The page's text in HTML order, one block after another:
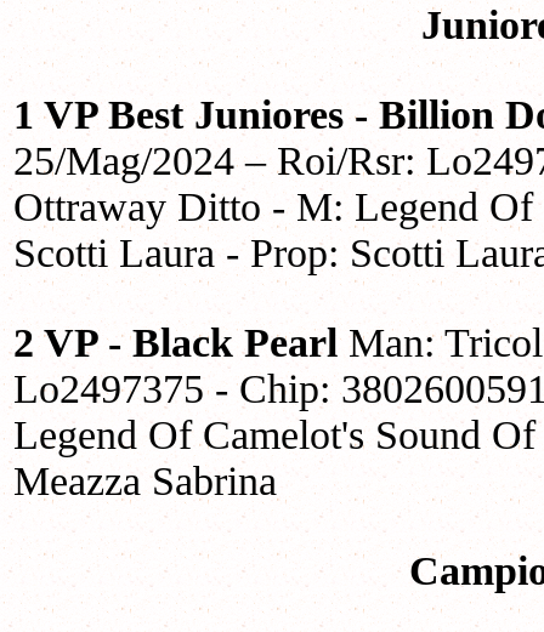
1 VP Best Juniores - Billion
25/Mag/2024 –Roi/Rsr:
Ottraway Ditto - M: Legend
Scotti Laura - Prop: Scotti
2 VP - Black PearlMan:
Lo2497375 - Chip:
Legend Of Camelot's Sound
Meazza Sabrina